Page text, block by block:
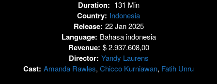
Duration: 131 Min
Country: Indonesia
Release: 22 Jan 2025
Language: Bahasa indonesia
Revenue: $ 2.937.608,00
Director: Yandy Laurens
Cast: Amanda Rawles, Chicco Kurniawan, Fatih Unru